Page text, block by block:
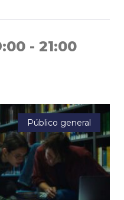
- 21:00
Público general